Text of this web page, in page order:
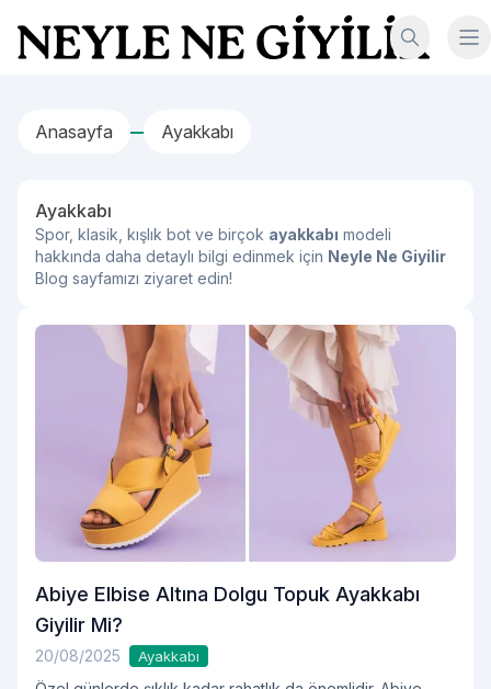
Neyle Ne Giyilir
Anasayfa Ayakkabı
Ayakkabı
Spor, klasik, kışlık bot ve birçok ayakkabı modeli
hakkında daha detaylı bilgi edinmek için Neyle Ne Giyilir
Blog sayfamızı ziyaret edin!
Abiye Elbise Altına Dolgu Topuk Ayakkabı
Giyilir Mi?
20/08/2025 Ayakkabı